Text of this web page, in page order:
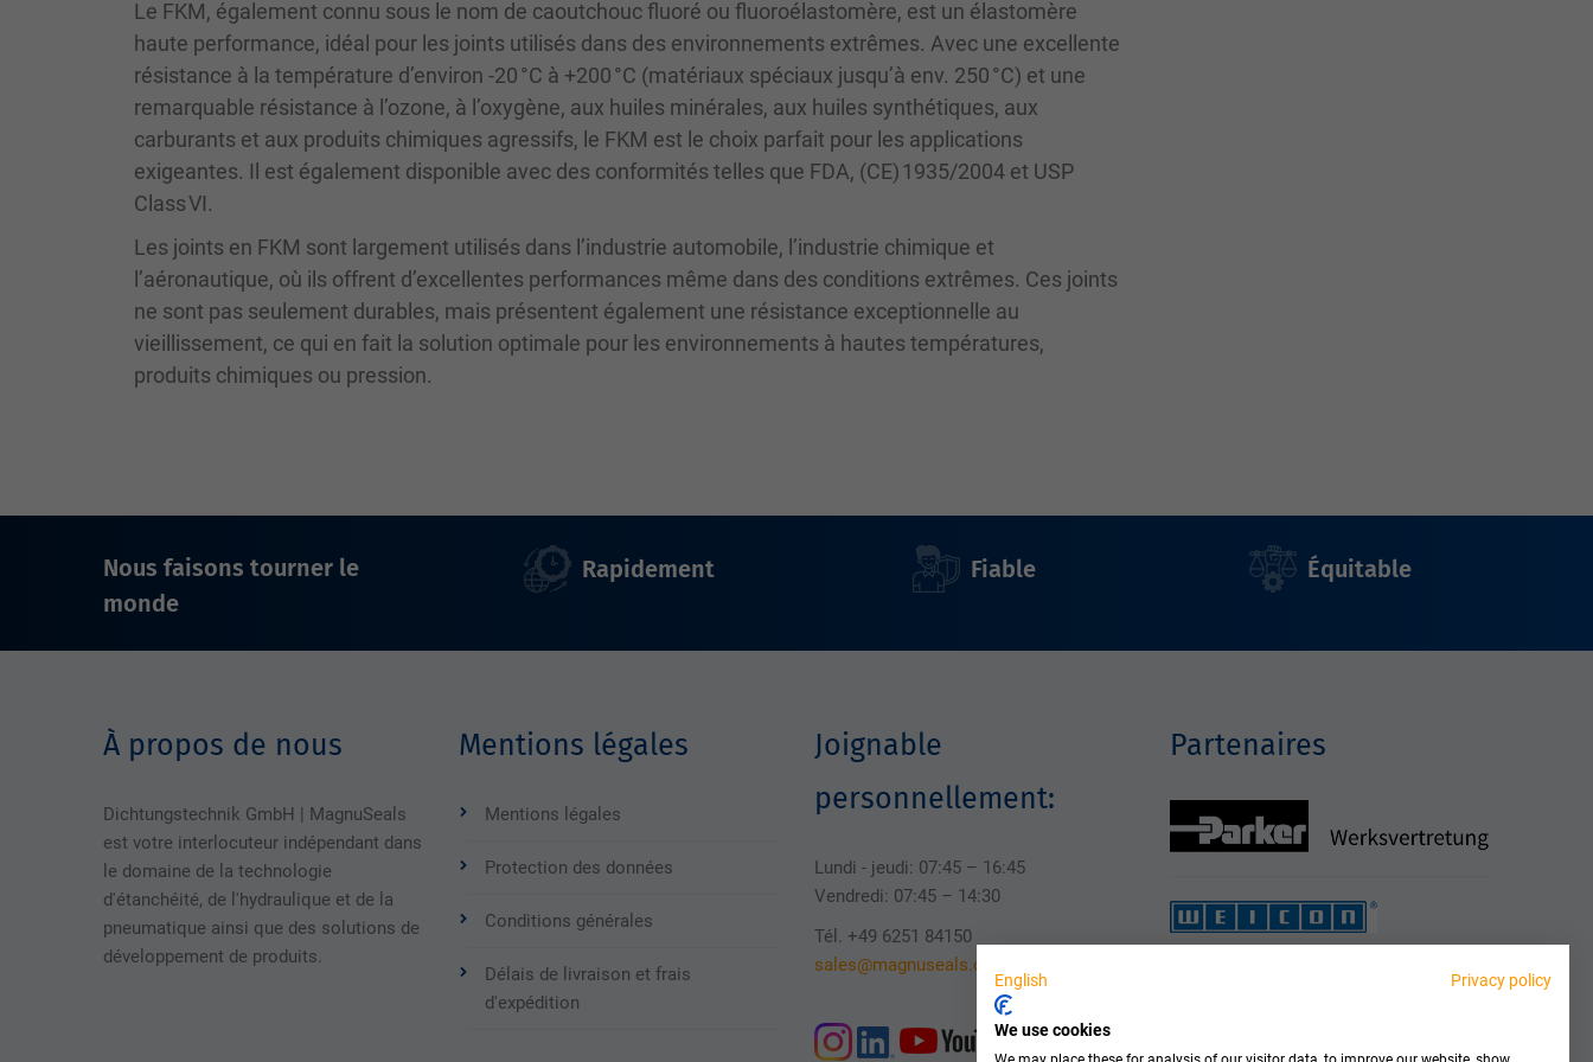
Le FKM, également connu sous le nom de caoutchouc fluoré ou fluoroélastomère, est un élastomère
haute performance, idéal pour les joints utilisés dans des environnements extrêmes. Avec une excellente
résistance à la température d’environ -20 °C à +200 °C (matériaux spéciaux jusqu’à env. 250 °C) et une
remarquable résistance à l’ozone, à l’oxygène, aux huiles minérales, aux huiles synthétiques, aux
carburants et aux produits chimiques agressifs, le FKM est le choix parfait pour les applications
exigeantes. Il est également disponible avec des conformités telles que FDA, (CE) 1935/2004 et USP
Class VI.
Les joints en FKM sont largement utilisés dans l’industrie automobile, l’industrie chimique et
l’aéronautique, où ils offrent d’excellentes performances même dans des conditions extrêmes. Ces joints
ne sont pas seulement durables, mais présentent également une résistance exceptionnelle au
vieillissement, ce qui en fait la solution optimale pour les environnements à hautes températures,
produits chimiques ou pression.
Nous faisons tourner le
monde
Rapidement Fiable Équitable
À propos de nous
Dichtungstechnik GmbH | MagnuSeals
est votre interlocuteur indépendant dans
le domaine de la technologie
d'étanchéité, de l'hydraulique et de la
pneumatique ainsi que des solutions de
développement de produits.
Mentions légales
Mentions légales
Protection des données
Conditions générales
Délais de livraison et frais
d'expédition
Joignable
personnellement:
Lundi - jeudi: 07:45 – 16:45
Vendredi: 07:45 – 14:30
Tél. +49 6251 84150
sales@magnuseals.com
Partenaires
English Privacy policy
We use cookies